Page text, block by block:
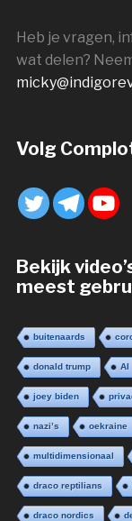
Heb je vragen,
wat delen?
Volg
Bekijk
meest
buitenaards
donald trump AI
joey biden
nazi’s oekraine
multidimensionaal
draco reptilians
draco nordics